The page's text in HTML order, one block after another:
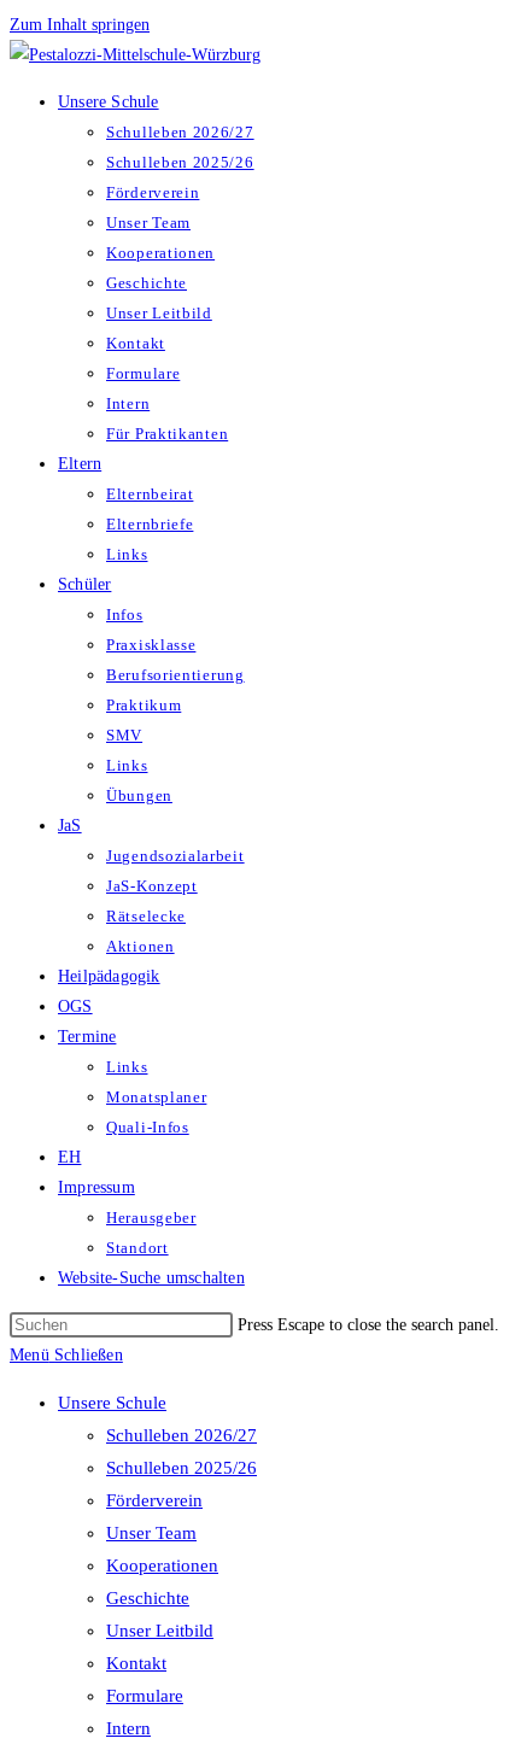
Zum Inhalt springen
Unsere Schule
Schulleben 2026/27
Schulleben 2025/26
Förderverein
Unser Team
Kooperationen
Geschichte
Unser Leitbild
Kontakt
Formulare
Intern
Für Praktikanten
Eltern
Elternbeirat
Elternbriefe
Links
Schüler
Infos
Praxisklasse
Berufsorientierung
Praktikum
SMV
Links
Übungen
JaS
Jugendsozialarbeit
JaS-Konzept
Rätselecke
Aktionen
Heilpädagogik
OGS
Termine
Links
Monatsplaner
Quali-Infos
EH
Impressum
Herausgeber
Standort
Website-Suche umschalten
Press Escape to close the search panel.
Menü Schließen
Unsere Schule
Schulleben 2026/27
Schulleben 2025/26
Förderverein
Unser Team
Kooperationen
Geschichte
Unser Leitbild
Kontakt
Formulare
Intern